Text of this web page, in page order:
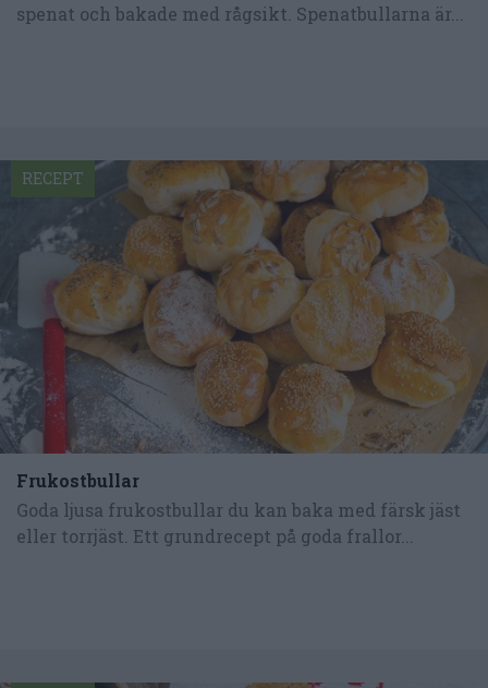
spenat och bakade med rågsikt. Spenatbullarna är...
Frukostbullar
Goda ljusa frukostbullar du kan baka med färsk jäst
eller torrjäst. Ett grundrecept på goda frallor...
RECEPT